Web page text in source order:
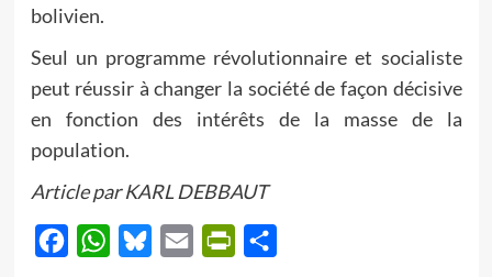
bolivien.
Seul un programme révolutionnaire et socialiste
peut réussir à changer la société de façon décisive
en fonction des intérêts de la masse de la
population.
Article par KARL DEBBAUT
FacebookWhatsApp
BlueskyEmail PrintFriendly